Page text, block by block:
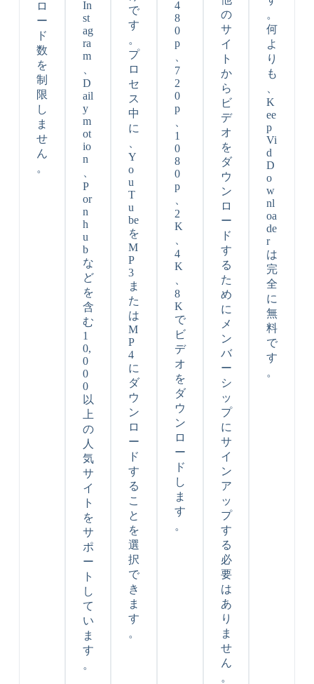
ロ
ー
ド
数
を
制
限
し
ま
せ
ん
。
In
st
ag
ra
m
D
ail
y
m
ot
io
n
P
or
n
h
u
b
な
ど
を
含
む
1
0,
0
0
0
以
上
の
人
気
サ
イ
ト
を
サ
ポ
ー
ト
し
て
い
ま
す
。
で
す
。
プ
ロ
セ
ス
中
に
Y
o
u
T
u
be
を
M
P
3
ま
た
は
M
P
4
に
ダ
ウ
ン
ロ
ー
ド
す
る
こ
と
を
選
択
で
き
ま
す
。
4
8
0
p
7
2
0
p
1
0
8
0
p
2
K
4
K
8
K
で
ビ
デ
オ
を
ダ
ウ
ン
ロ
ー
ド
し
ま
す
。
の
サ
イ
ト
か
ら
ビ
デ
オ
を
ダ
ウ
ン
ロ
ー
ド
す
る
た
め
に
メ
ン
バ
ー
シ
ッ
プ
に
サ
イ
ン
ア
ッ
プ
す
る
必
要
は
あ
り
ま
せ
ん
。
。
何
よ
り
も
K
ee
p
Vi
d
D
o
w
nl
oa
de
r
は
完
全
に
無
料
で
す
。